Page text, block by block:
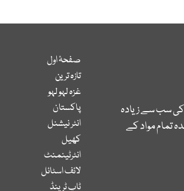
کی سب سے زیادہ
تمام مواد کے
صفحۂ اول
تازہ ترین
غزہ لہو لہو
پاکستان
انٹر نیشنل
کھیل
انٹرٹینمنٹ
لائف اسٹائل
ٹاپ ٹرینڈ